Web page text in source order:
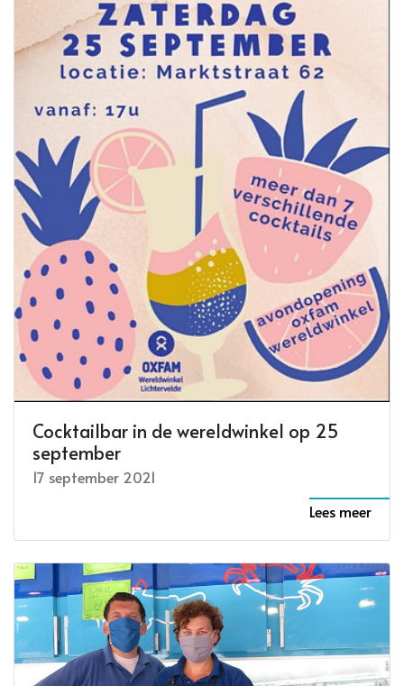
Cocktailbar in de wereldwinkel op 25
september
17 september 2021
Lees meer